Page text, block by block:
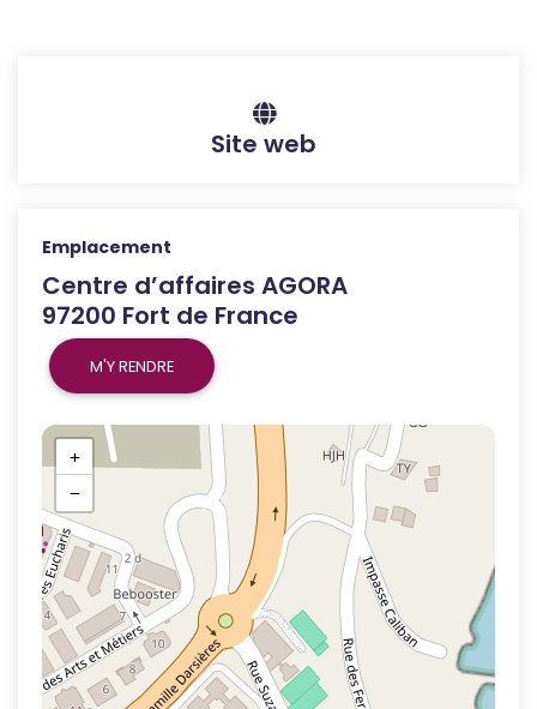
Site web
Emplacement
Centre d’affaires AGORA
97200 Fort de France
M'Y RENDRE
+
−